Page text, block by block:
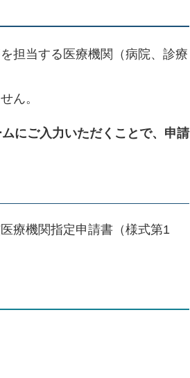
担当する医療機関（病院、診療
ん。
にご入力いただくことで、申請
療機関指定申請書（様式第1